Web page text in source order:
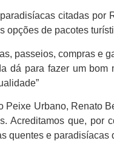
citadas por
de pacotes
passeios, compras e
dá para fazer um
Urbano, Renato
Acreditamos que, por
quentes e paradisíacas